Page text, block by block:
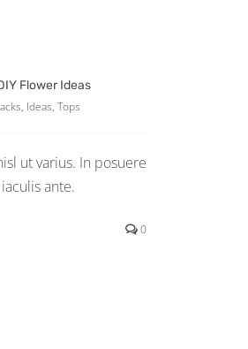
Flower Ideas
, Ideas, Tops
ut varius. In posuere
ante.
0